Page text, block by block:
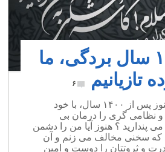
پس از ۱۴۰۰ سال بردگی، ما
تازیانیم
۶
بیگانه بودن با خود: هنوز پس از ۱۴۰۰ سال، با خود
و نظامی گری را درمان بی
پندارید ؟ هنوز آیا من را دشمن
که سخنی مخالف می زنم و آن
و ثروتتان را دوست و امین